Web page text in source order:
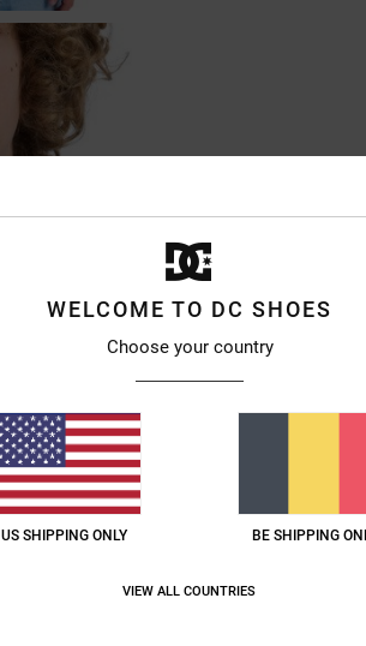
WELCOME TO DC SHOES
Choose your country
US SHIPPING ONLY BE SHIPPING
VIEW ALL COUNTRIES